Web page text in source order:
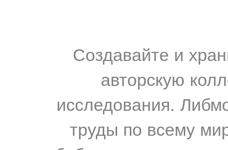
Создавайте и
авторскую
исследования.
труды по всему